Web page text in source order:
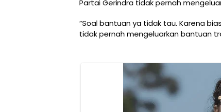
Partai Gerindra tidak pernah
“Soal bantuan ya tidak tau. Karena
tidak pernah mengeluarkan bantuan